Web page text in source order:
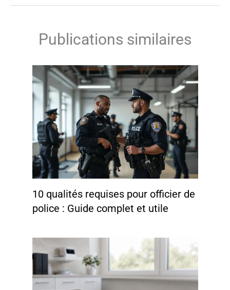
Publications similaires
10 qualités requises pour officier de
police : Guide complet et utile